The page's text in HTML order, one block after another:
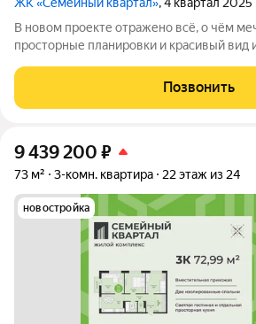
В новом проекте отражено всё, о чём
просторные планировки и красивый вид
уютная придомовая территория, где
а также приятная
Позвонить
9 439 200 ₽
73 м² 3-комн. квартира 22 этаж из 24
новостройка